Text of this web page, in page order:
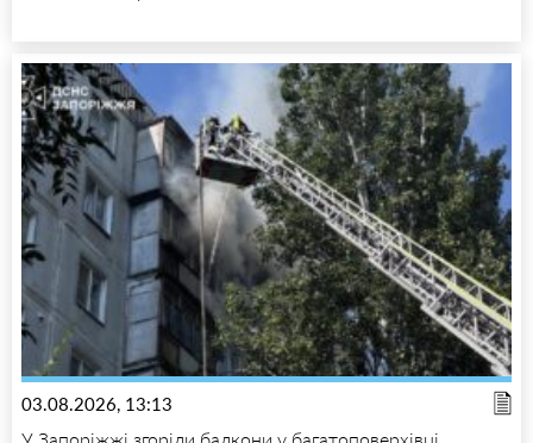
03.08.2026, 13:13